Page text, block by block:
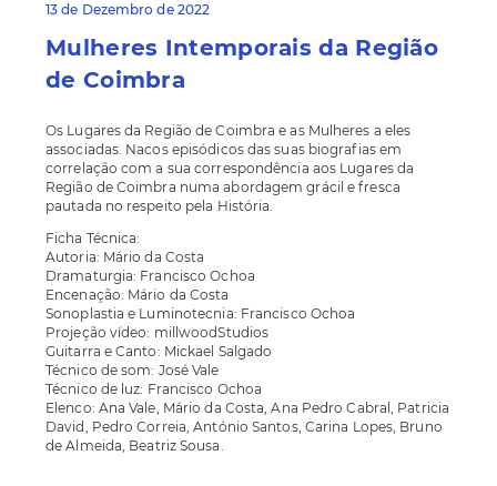
13 de Dezembro de 2022
Mulheres Intemporais da Região
de Coimbra
Os Lugares da Região de Coimbra e as Mulheres a eles
associadas. Nacos episódicos das suas biografias em
correlação com a sua correspondência aos Lugares da
Região de Coimbra numa abordagem grácil e fresca
pautada no respeito pela História.
Ficha Técnica:
Autoria: Mário da Costa
Dramaturgia: Francisco Ochoa
Encenação: Mário da Costa
Sonoplastia e Luminotecnia: Francisco Ochoa
Projeção vídeo: millwoodStudios
Guitarra e Canto: Mickael Salgado
Técnico de som: José Vale
Técnico de luz: Francisco Ochoa
Elenco: Ana Vale, Mário da Costa, Ana Pedro Cabral, Patricia
David, Pedro Correia, António Santos, Carina Lopes, Bruno
de Almeida, Beatriz Sousa.